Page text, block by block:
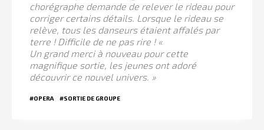
chorégraphe demande de relever le rideau pour
corriger certains détails. Lorsque le rideau se
relève, tous les danseurs étaient affalés par
terre ! Difficile de ne pas rire ! «
Un grand merci à nouveau pour cette
magnifique sortie, les jeunes ont adoré
découvrir ce nouvel univers. »
#OPERA #SORTIE DE GROUPE